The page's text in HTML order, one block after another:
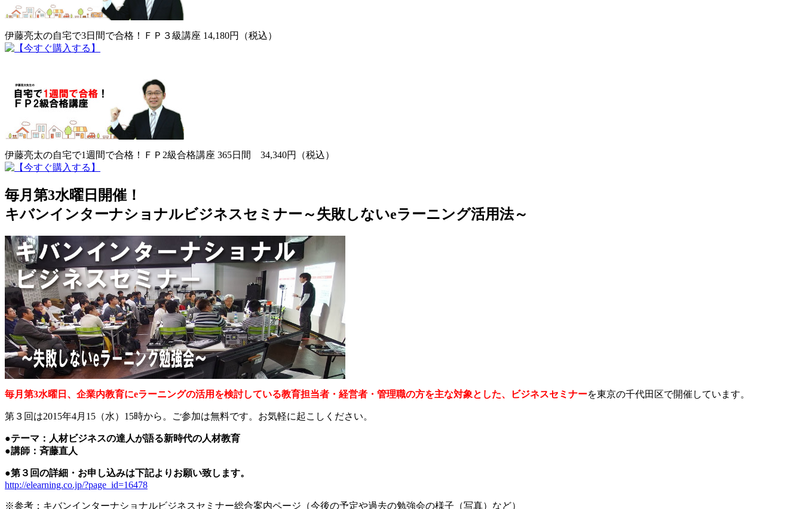
伊藤亮太の自宅で3日間で合格！ＦＰ３級講座 14,180円（税込）
伊藤亮太の自宅で1週間で合格！ＦＰ2級合格講座 365日間 34,340円（税込）
毎月第3水曜日開催！
キバンインターナショナルビジネスセミナー～失敗しないeラーニング活用法～
毎月第3水曜日、企業内教育にeラーニングの活用を検討している教育担当者・経営者・管理職の方を主な対象とした、ビジネスセミナーを東京の千代田区で開催しています。
第３回は2015年4月15（水）15時から。ご参加は無料です。お気軽に起こしください。
●テーマ：人材ビジネスの達人が語る新時代の人材教育
●講師：斉藤直人
●第３回の詳細・お申し込みは下記よりお願い致します。
http://elearning.co.jp/?page_id=16478
※参考：キバンインターナショナルビジネスセミナー総合案内ページ（今後の予定や過去の勉強会の様子（写真）など）